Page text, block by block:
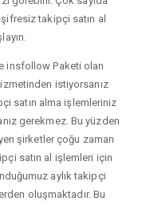
takipçi satın al
insfollow Paketi olan
istiyorsanız
satın alma işlemleriniz
gerekmez. Bu yüzden
şirketler çoğu zaman
satın al işlemleri için
aylık takipçi
oluşmaktadır. Bu